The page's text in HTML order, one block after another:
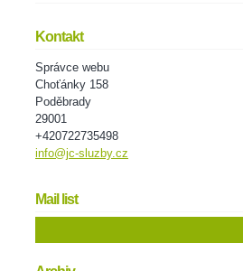
Kontakt
Správce webu
Choťánky 158
Poděbrady
29001
+420722735498
info@jc-sluzby.cz
Mail list